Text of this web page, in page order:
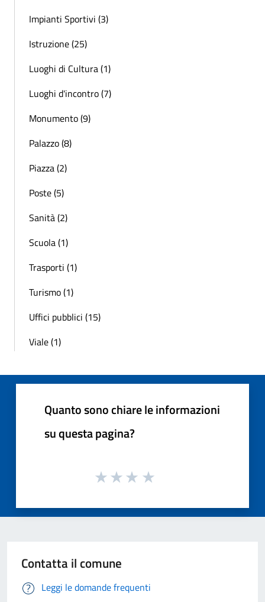
Impianti Sportivi (3)
Istruzione (25)
Luoghi di Cultura (1)
Luoghi d'incontro (7)
Monumento (9)
Palazzo (8)
Piazza (2)
Poste (5)
Sanità (2)
Scuola (1)
Trasporti (1)
Turismo (1)
Uffici pubblici (15)
Viale (1)
Quanto sono chiare le informazioni
su questa pagina?
Contatta il comune
Leggi le domande frequenti